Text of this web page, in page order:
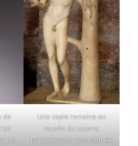
de
de
Une copie romaine au
musée du Louvre,
partiellement reconstituée